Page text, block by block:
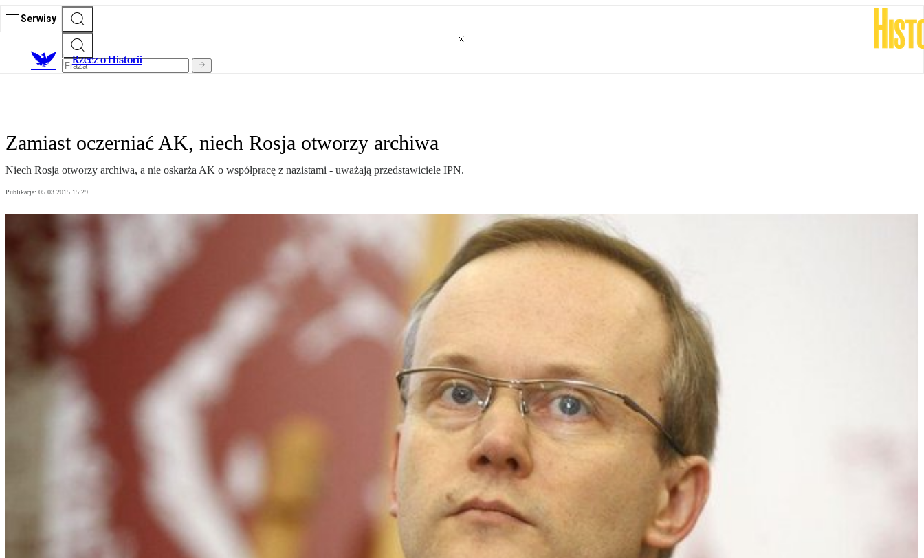
Serwisy
Rzecz o Historii
Zamiast oczerniać AK, niech Rosja otworzy archiwa
Niech Rosja otworzy archiwa, a nie oskarża AK o współpracę z nazistami - uważają przedstawiciele IPN.
Publikacja: 05.03.2015 15:29